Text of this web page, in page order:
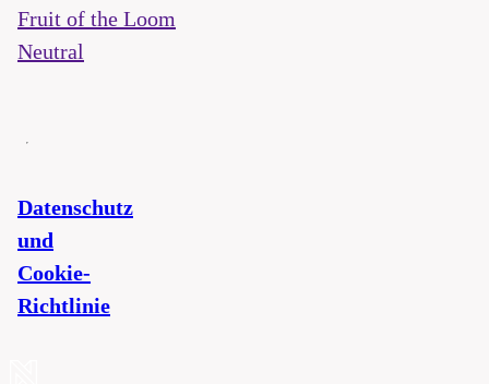
Fruit of the Loom
Neutral
Datenschutz
und
Cookie-
Richtlinie